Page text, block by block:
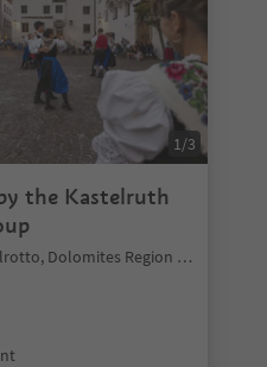
1/3
the Kastelruth
Kastelruth/Castelrotto, Dolomites Region Seiser Alm